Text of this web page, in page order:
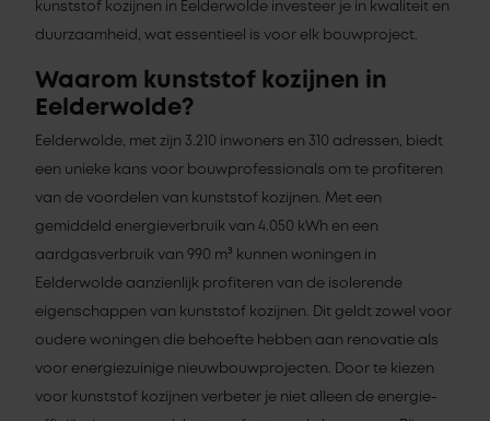
kunststof kozijnen in Eelderwolde investeer je in kwaliteit en
duurzaamheid, wat essentieel is voor elk bouwproject.
Waarom kunststof kozijnen in
Eelderwolde?
Eelderwolde, met zijn 3.210 inwoners en 310 adressen, biedt
een unieke kans voor bouwprofessionals om te profiteren
van de voordelen van kunststof kozijnen. Met een
gemiddeld energieverbruik van 4.050 kWh en een
aardgasverbruik van 990 m³ kunnen woningen in
Eelderwolde aanzienlijk profiteren van de isolerende
eigenschappen van kunststof kozijnen. Dit geldt zowel voor
oudere woningen die behoefte hebben aan renovatie als
voor energiezuinige nieuwbouwprojecten. Door te kiezen
voor kunststof kozijnen verbeter je niet alleen de energie-